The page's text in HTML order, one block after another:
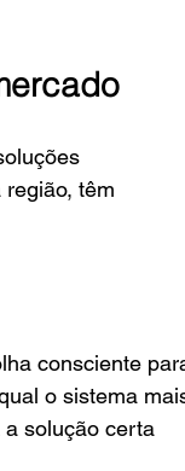
têm
consciente
o sistema
solução certa